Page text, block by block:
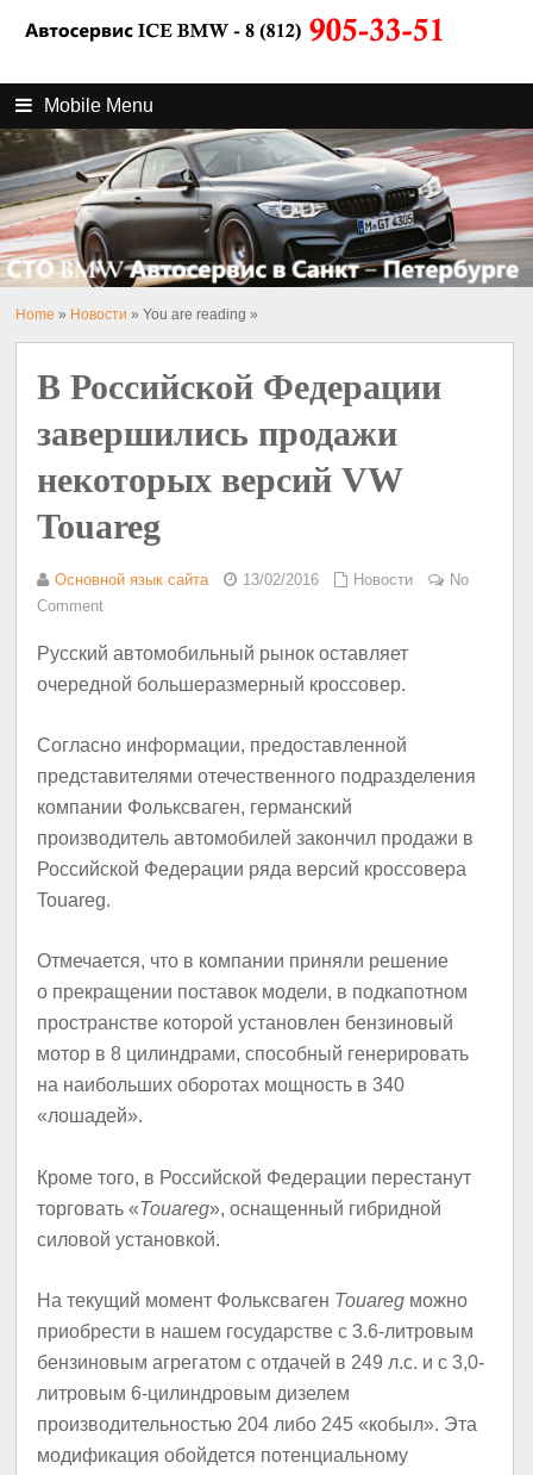
Mobile Menu
Home » Новости » You are reading »
В Российской Федерации
завершились продажи
некоторых версий VW
Touareg
Основной язык сайта 13/02/2016 Новости
No
Comment
Русский автомобильный рынок оставляет
очередной большеразмерный кроссовер.
Согласно информации, предоставленной
представителями отечественного подразделения
компании Фольксваген, германский
производитель автомобилей закончил продажи в
Российской Федерации ряда версий кроссовера
Touareg.
Отмечается, что в компании приняли решение
о прекращении поставок модели, в подкапотном
пространстве которой установлен бензиновый
мотор в 8 цилиндрами, способный генерировать
на наибольших оборотах мощность в 340
«лошадей».
Кроме того, в Российской Федерации перестанут
торговать «Touareg», оснащенный гибридной
силовой установкой.
На текущий момент Фольксваген Touareg можно
приобрести в нашем государстве с 3.6-литровым
бензиновым агрегатом с отдачей в 249 л.с. и с 3,0-
литровым 6-цилиндровым дизелем
производительностью 204 либо 245 «кобыл». Эта
модификация обойдется потенциальному